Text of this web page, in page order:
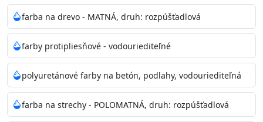
vrstvu štetcom, valčekom alebo striekacou pištoľou
farba zasychá na dotyk po 30-60min./23°C po
dokonalom preschnutí minimálne 3-
4hod/23°C je možné aplikovať ďalšiu vrstvu náteru.
Doba schnutia je závislá na poveternostných
podmienkach s vyššou vlhkosťou a nižšou
teplotou sa doba schnutia predlžuje.
farba na drevo - MATNÁ, druh: rozpúšťadlová
farby protipliesňové - vodouriediteľné
polyuretánové farby na betón, podlahy, vodouriediteľná
farba na strechy - POLOMATNÁ, druh: rozpúšťadlová